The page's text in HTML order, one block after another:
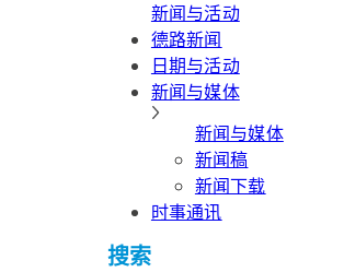
新闻与活动
德路新闻
日期与活动
新闻与媒体
新闻与媒体
新闻稿
新闻下载
时事通讯
搜索